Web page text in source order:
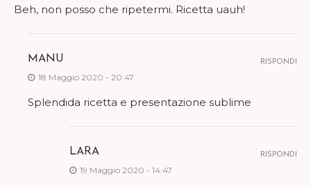
Beh, non posso che ripetermi. Ricetta uauh!
MANU
18 Maggio 2020 - 20:47
Splendida ricetta e presentazione sublime
RISPONDI
LARA
19 Maggio 2020 - 14:47
RISPONDI